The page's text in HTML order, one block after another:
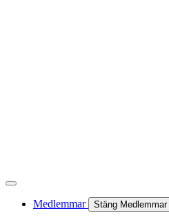
Medlemmar Stäng Medlemmar